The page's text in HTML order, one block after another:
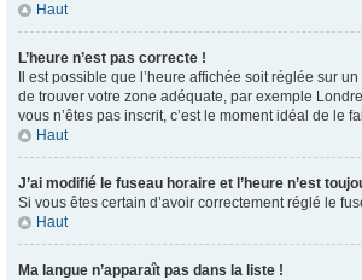
Haut
L’heure n’est pas correcte !
Il est possible que l’heure affichée soit réglée sur
de trouver votre zone adéquate, par exemple
vous n’êtes pas inscrit, c’est le moment idéal de le
Haut
J’ai modifié le fuseau horaire et l’heure n’est
Si vous êtes certain d’avoir correctement réglé le
Haut
Ma langue n’apparaît pas dans la liste !